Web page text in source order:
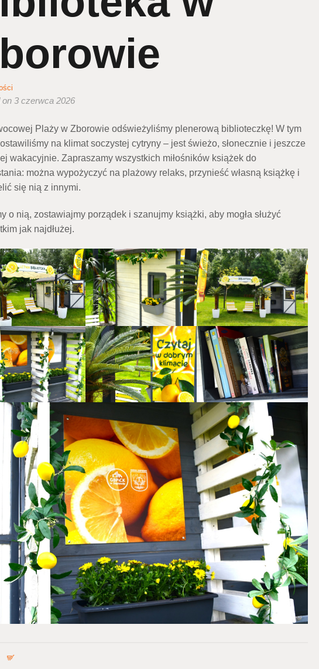
on 3 czerwca 2026
Plaży w Zborowie odświeżyliśmy plenerową biblioteczkę! W tym
na klimat soczystej cytryny – jest świeżo, słonecznie i jeszcze
wakacyjnie. Zapraszamy wszystkich miłośników książek do
można wypożyczyć na plażowy relaks, przynieść własną książkę i
się nią z innymi.
o nią, zostawiajmy porządek i szanujmy książki, aby mogła służyć
jak najdłużej.